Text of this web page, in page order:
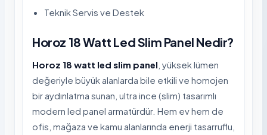
Teknik Servis ve Destek
Horoz 18 Watt Led Slim Panel Nedir?
Horoz 18 watt led slim panel , yüksek lümen
değeriyle büyük alanlarda bile etkili ve homojen
bir aydınlatma sunan, ultra ince (slim) tasarımlı
modern led panel armatürdür. Hem ev hem de
ofis, mağaza ve kamu alanlarında enerji tasarruflu,